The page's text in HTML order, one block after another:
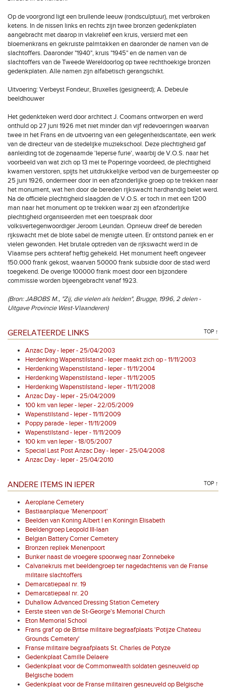
Op de voorgrond ligt een brullende leeuw (rondsculptuur), met verbroken
ketens. In de nissen links en rechts zijn twee bronzen gedenkplaten
aangebracht met daarop in vlakreliëf een kruis, versierd met een
bloemenkrans en gekruiste palmtakken en daaronder de namen van de
slachtoffers. Daaronder "1940", kruis "1945" en de namen van de
slachtoffers van de Tweede Wereldoorlog op twee rechthoekige bronzen
gedenkplaten. Alle namen zijn alfabetisch gerangschikt.
Uitvoering: Verbeyst Fondeur, Bruxelles (gesigneerd); A. Debeule
beeldhouwer
Het gedenkteken werd door architect J. Coomans ontworpen en werd
onthuld op 27 juni 1926 met niet minder dan vijf redevoeringen waarvan
twee in het Frans en de uitvoering van een gelegenheidscantate, een werk
van de directeur van de stedelijke muziekschool. Deze plechtigheid gaf
aanleiding tot de zogenaamde 'Ieperse furie', waarbij de V.O.S. naar het
voorbeeld van wat zich op 13 mei te Poperinge voordeed, de plechtigheid
kwamen verstoren, spijts het uitdrukkelijke verbod van de burgemeester op
25 juni 1926, ondermeer door in een afzonderlijke groep op te trekken naar
het monument, wat hen door de bereden rijkswacht hardhandig belet werd.
Na de officiële plechtigheid slaagden de V.O.S. er toch in met een 1200
man naar het monument op te trekken waar zij een afzonderlijke
plechtigheid organiseerden met een toespraak door
volksvertegenwoordiger Jeroom Leuridan. Opnieuw dreef de bereden
rijkswacht met de blote sabel de menigte uiteen. Er ontstond paniek en er
vielen gewonden. Het brutale optreden van de rijkswacht werd in de
Vlaamse pers achteraf heftig gehekeld. Het monument heeft ongeveer
150.000 frank gekost, waarvan 50000 frank subsidie door de stad werd
toegekend. De overige 100000 frank moest door een bijzondere
commissie worden bijeengebracht vanaf 1923.
(Bron: JABOBS M., "Zij, die vielen als helden", Brugge, 1996, 2 delen -
Uitgave Provincie West-Vlaanderen)
GERELATEERDE LINKS TOP ↑
Anzac Day - Ieper - 25/04/2003
Herdenking Wapenstilstand - Ieper maakt zich op - 11/11/2003
Herdenking Wapenstilstand - Ieper - 11/11/2004
Herdenking Wapenstilstand - Ieper - 11/11/2005
Herdenking Wapenstilstand - Ieper - 11/11/2008
Anzac Day - Ieper - 25/04/2009
100 km van Ieper - Ieper - 22/05/2009
Wapenstilstand - Ieper - 11/11/2009
Poppy parade - Ieper - 11/11/2009
Wapenstilstand - Ieper - 11/11/2009
100 km van Ieper - 18/05/2007
Special Last Post Anzac Day - Ieper - 25/04/2008
Anzac Day - Ieper - 25/04/2010
ANDERE ITEMS IN IEPER TOP ↑
Aeroplane Cemetery
Bastiaanplaque 'Menenpoort'
Beelden van Koning Albert I en Koningin Elisabeth
Beeldengroep Leopold III-laan
Belgian Battery Corner Cemetery
Bronzen repliek Menenpoort
Bunker naast de vroegere spoorweg naar Zonnebeke
Calvariekruis met beeldengroep ter nagedachtenis van de Franse
militaire slachtoffers
Demarcatiepaal nr. 19
Demarcatiepaal nr. 20
Duhallow Advanced Dressing Station Cemetery
Eerste steen van de St-George's Memorial Church
Eton Memorial School
Frans graf op de Britse militaire begraafplaats 'Potijze Chateau
Grounds Cemetery'
Franse militaire begraafplaats St. Charles de Potyze
Gedenkplaat Camille Delaere
Gedenkplaat voor de Commonwealth soldaten gesneuveld op
Belgische bodem
Gedenkplaat voor de Franse militairen gesneuveld op Belgische